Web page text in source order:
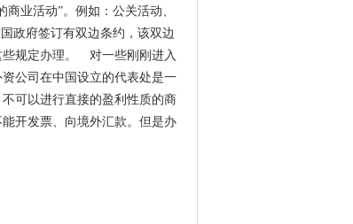
业活动”。例如：公关活动、
政府签订有双边条约，该双边
些规定办理。 对一些刚刚进入
公司在中国设立的代表处是一
可以进行直接的盈利性质的商
开发票、向境外汇款。但是办